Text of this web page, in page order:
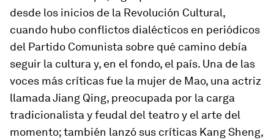
desde los inicios de la Revolución Cultural,
cuando hubo conflictos dialécticos en periódicos
del Partido Comunista sobre qué camino debía
seguir la cultura y, en el fondo, el país. Una de las
voces más críticas fue la mujer de Mao, una actriz
llamada Jiang Qing, preocupada por la carga
tradicionalista y feudal del teatro y el arte del
momento; también lanzó sus críticas Kang Sheng,